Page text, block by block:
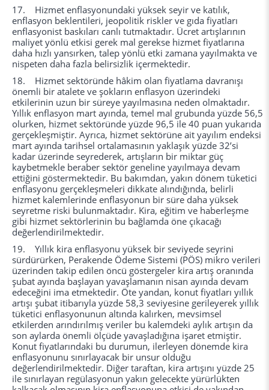
17. Hizmet enflasyonundaki yüksek seyir ve katılık,
enflasyon beklentileri, jeopolitik riskler ve gıda fiyatları
enflasyonist baskıları canlı tutmaktadır. Ücret artışlarının
maliyet yönlü etkisi gerek mal gerekse hizmet fiyatlarına
daha hızlı yansırken, talep yönlü etki zamana yayılmakta ve
nispeten daha fazla belirsizlik içermektedir.
18. Hizmet sektöründe hâkim olan fiyatlama davranışı
önemli bir atalete ve şokların enflasyon üzerindeki
etkilerinin uzun bir süreye yayılmasına neden olmaktadır.
Yıllık enflasyon mart ayında, temel mal grubunda yüzde 56,5
olurken, hizmet sektöründe yüzde 96,5 ile 40 puan yukarıda
gerçekleşmiştir. Ayrıca, hizmet sektörüne ait yayılım endeksi
mart ayında tarihsel ortalamasının yaklaşık yüzde 32’si
kadar üzerinde seyrederek, artışların bir miktar güç
kaybetmekle beraber sektör geneline yayılmaya devam
ettiğini göstermektedir. Bu bakımdan, yakın dönem tüketici
enflasyonu gerçekleşmeleri dikkate alındığında, belirli
hizmet kalemlerinde enflasyonun bir süre daha yüksek
seyretme riski bulunmaktadır. Kira, eğitim ve haberleşme
gibi hizmet sektörlerinin bu bağlamda öne çıkacağı
değerlendirilmektedir.
19. Yıllık kira enflasyonu yüksek bir seviyede seyrini
sürdürürken, Perakende Ödeme Sistemi (PÖS) mikro verileri
üzerinden takip edilen öncü göstergeler kira artış oranında
şubat ayında başlayan yavaşlamanın nisan ayında devam
edeceğini ima etmektedir. Öte yandan, konut fiyatları yıllık
artışı şubat itibarıyla yüzde 58,3 seviyesine gerileyerek yıllık
tüketici enflasyonunun altında kalırken, mevsimsel
etkilerden arındırılmış veriler bu kalemdeki aylık artışın da
son aylarda önemli ölçüde yavaşladığına işaret etmiştir.
Konut fiyatlarındaki bu durumun, ilerleyen dönemde kira
enflasyonunu sınırlayacak bir unsur olduğu
değerlendirilmektedir. Diğer taraftan, kira artışını yüzde 25
ile sınırlayan regülasyonun yakın gelecekte yürürlükten